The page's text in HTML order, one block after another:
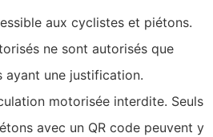
aux cyclistes et piétons.
ne sont autorisés que
ayant une justification.
motorisée interdite. Seuls
avec un QR code peuvent y